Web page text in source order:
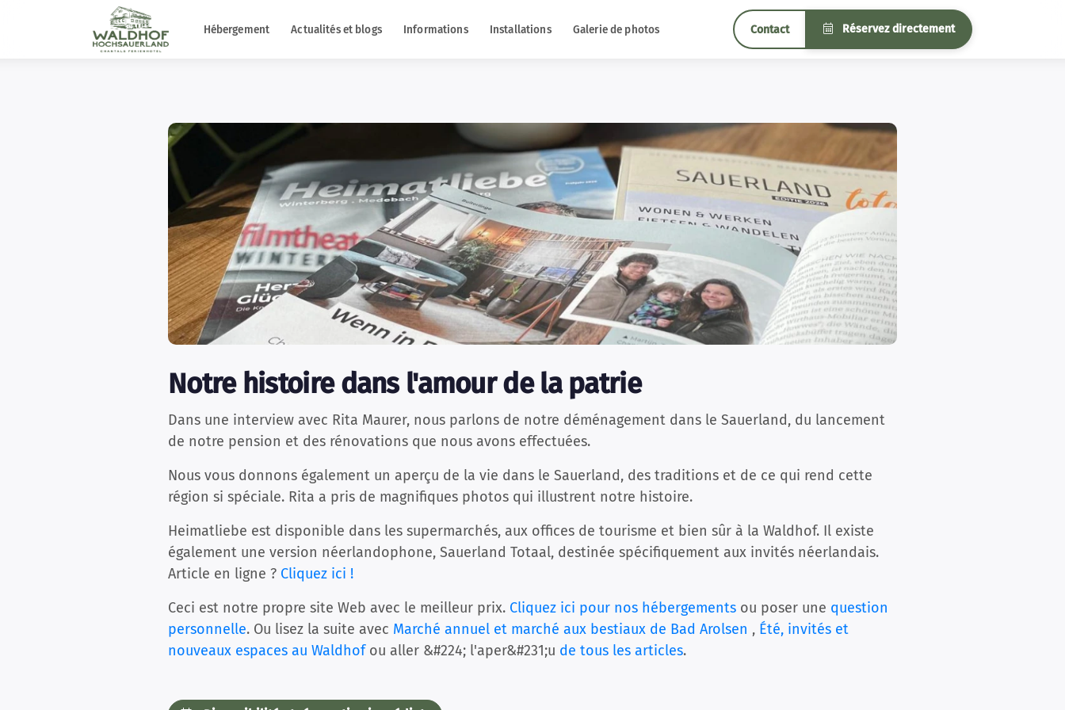
Hébergement Actualités et blogs Informations Installations Galerie de photos Contact Réservez directement
Notre histoire dans l'amour de la patrie
Dans une interview avec Rita Maurer, nous parlons de notre déménagement dans le Sauerland, du lancement
de notre pension et des rénovations que nous avons effectuées.
Nous vous donnons également un aperçu de la vie dans le Sauerland, des traditions et de ce qui rend cette
région si spéciale. Rita a pris de magnifiques photos qui illustrent notre histoire.
Heimatliebe est disponible dans les supermarchés, aux offices de tourisme et bien sûr à la Waldhof. Il existe
également une version néerlandophone, Sauerland Totaal, destinée spécifiquement aux invités néerlandais.
Article en ligne ? Cliquez ici !
Ceci est notre propre site Web avec le meilleur prix. Cliquez ici pour nos hébergements ou poser une question
personnelle. Ou lisez la suite avec Marché annuel et marché aux bestiaux de Bad Arolsen , Été, invités et
nouveaux espaces au Waldhof ou aller &#224; l'aper&#231;u de tous les articles.